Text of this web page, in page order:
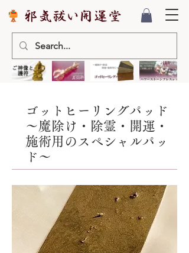
ゴットヒーリングパッド
～魔除け・除霊・開運・
施術用のスペシャルパッ
ド～